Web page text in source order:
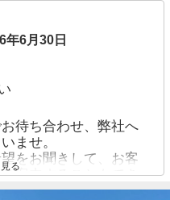
年6月30日
待ち合わせ、弊社へ
ませ。
をお聞きして、お客
案内することもでき
る